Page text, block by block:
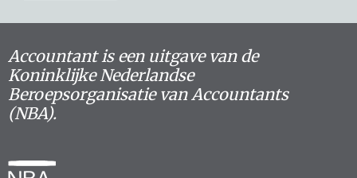
Accountant is een uitgave van de
Koninklijke Nederlandse
Beroepsorganisatie van Accountants
(NBA).